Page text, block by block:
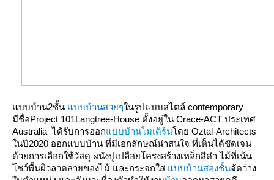
บบบ้าน2ชั้น บบบ้านสวยๆนรูปแบบสไตล์ contemporary
มีชื่อProject 101Langtree-House ตั้งอยู่ใน Crace-ACT ประเทศ
Australia ได้รับการออกบบบ้านโมเดิร์นดย Oztal-Architects
นปี2020 ออกแบบบ้าน ที่มีเอกลักษณ์น่าสนใจ ที่เห็นได้ชัดเจน
ด้วยการเลือกใช้วัสดุ ผนังปูเปลือยโครงสร้างเหล็กสีดำ ไม้ที่เน้น
ชว์พื้นผิวลวดลายของไม้ และกระจกใส บบบ้านสองชั้นจัดว่าง